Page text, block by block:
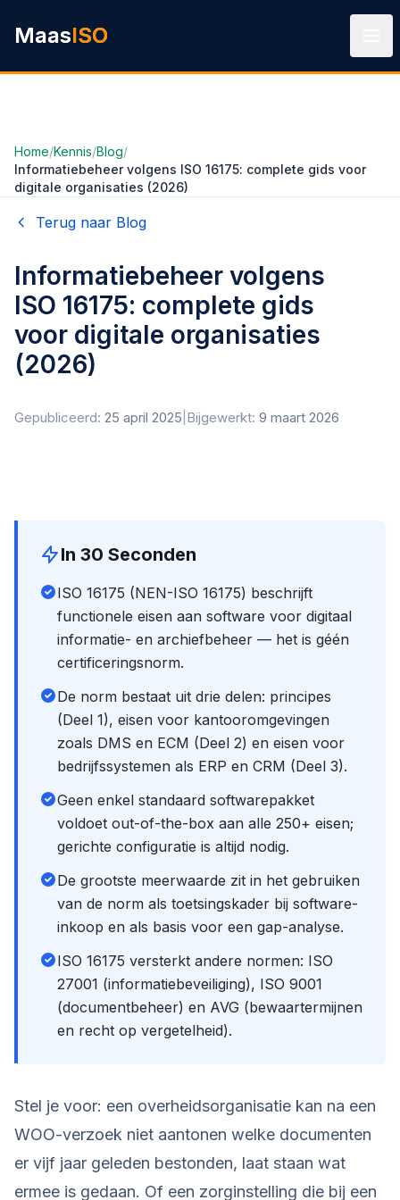
MaasISO
Home/Kennis/Blog/
Informatiebeheer volgens ISO 16175: complete gids voor
digitale organisaties (2026)
Terug naar Blog
Informatiebeheer volgens
ISO 16175: complete gids
voor digitale organisaties
(2026)
Gepubliceerd: 25 april 2025 Bijgewerkt: 9 maart 2026
In 30 Seconden
ISO 16175 (NEN-ISO 16175) beschrijft
functionele eisen aan software voor digitaal
informatie- en archiefbeheer — het is géén
certificeringsnorm.
De norm bestaat uit drie delen: principes
(Deel 1), eisen voor kantooromgevingen
zoals DMS en ECM (Deel 2) en eisen voor
bedrijfssystemen als ERP en CRM (Deel 3).
Geen enkel standaard softwarepakket
voldoet out-of-the-box aan alle 250+ eisen;
gerichte configuratie is altijd nodig.
De grootste meerwaarde zit in het gebruiken
van de norm als toetsingskader bij software-
inkoop en als basis voor een gap-analyse.
ISO 16175 versterkt andere normen: ISO
27001 (informatiebeveiliging), ISO 9001
(documentbeheer) en AVG (bewaartermijnen
en recht op vergetelheid).
Stel je voor: een overheidsorganisatie kan na een
WOO-verzoek niet aantonen welke documenten
er vijf jaar geleden bestonden, laat staan wat
ermee is gedaan. Of een zorginstelling die bij een